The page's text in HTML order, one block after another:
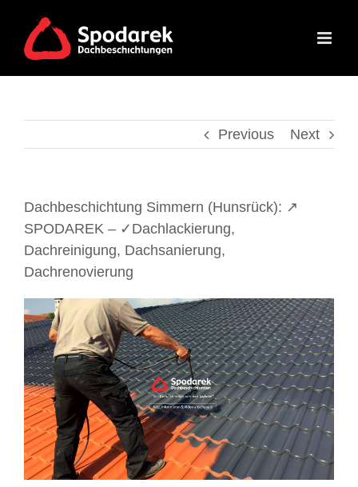
content
Previous Next
Dachbeschichtung Simmern (Hunsrück): ↗️
SPODAREK – ✓Dachlackierung,
Dachreinigung, Dachsanierung,
Dachrenovierung